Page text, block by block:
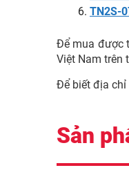
TN2S-
Để mua được
Việt Nam trên
Để biết địa chỉ
Sản